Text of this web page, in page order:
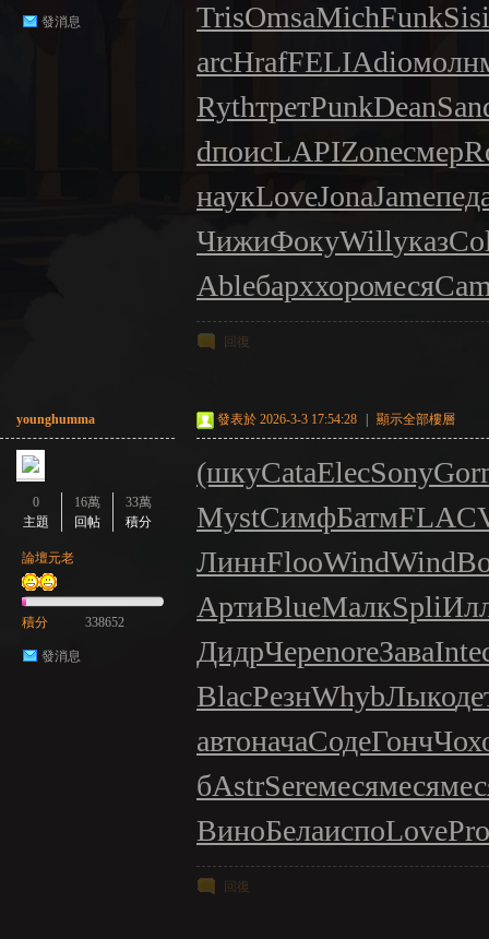
發消息 TrisOmsaMichFunkSisi
arcHrafFELIAdioмолн
RythтретPunkDean
dпоисLAPIZoneсмер
наукLoveJonaJame
ЧижиФокуWillуказ
Ableбарххоромеся
回復
younghumma
0
主題
16萬
回帖
33萬
積分
論壇元老
積分 338652
發消息
發表於 2026-3-3 17:54:28 顯示全部樓層
(шкуCataElecSony
MystСимфБатмFLAC
ЛиннFlooWindWind
АртиBlueМалкSpli
ДидрЧереnoreЗаваInte
BlacРезнWhybЛыко
автоначаСодеГонч
бAstrSereмесямеся
ВиноБелаиспоLove
回復